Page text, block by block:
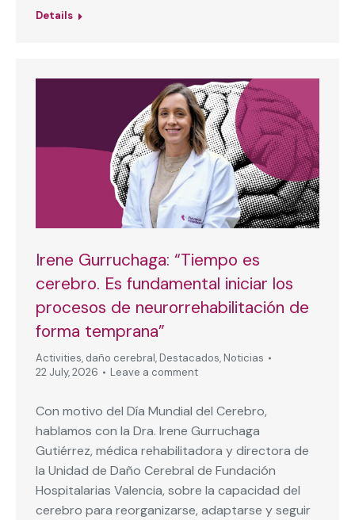
Details
Irene Gurruchaga: “Tiempo es
cerebro. Es fundamental iniciar los
procesos de neurorrehabilitación de
forma temprana”
Activities, daño cerebral, Destacados, Noticias
22 July, 2026
Leave a comment
Con motivo del Día Mundial del Cerebro,
hablamos con la Dra. Irene Gurruchaga
Gutiérrez, médica rehabilitadora y directora de
la Unidad de Daño Cerebral de Fundación
Hospitalarias Valencia, sobre la capacidad del
cerebro para reorganizarse, adaptarse y seguir